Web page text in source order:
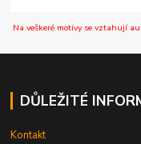
Na veškeré motivy se vztahují
DŮLEŽITÉ
Kontakt